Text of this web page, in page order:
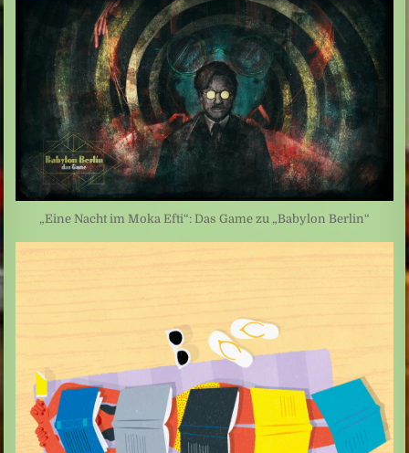
„Eine Nacht im Moka Efti“: Das Game zu „Babylon Berlin“